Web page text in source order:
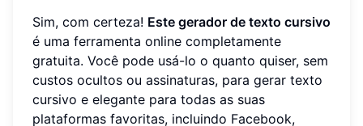
Sim, com certeza! Este gerador de texto cursivo
é uma ferramenta online completamente
gratuita. Você pode usá-lo o quanto quiser, sem
custos ocultos ou assinaturas, para gerar texto
cursivo e elegante para todas as suas
plataformas favoritas, incluindo Facebook,